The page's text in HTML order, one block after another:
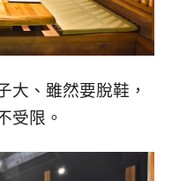
大、雖然要脫鞋，
受限。